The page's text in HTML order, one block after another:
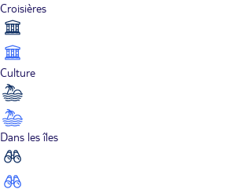
Croisières
Culture
Dans les îles